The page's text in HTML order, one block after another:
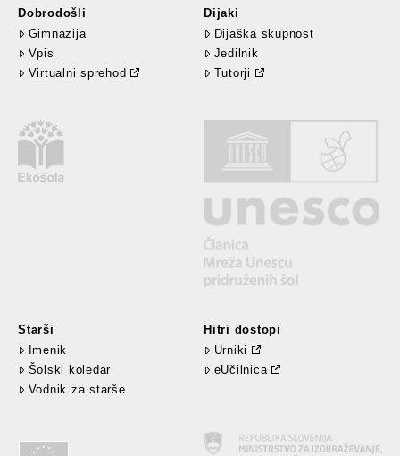
Dobrodošli
Gimnazija
Vpis
Virtualni sprehod
Dijaki
Dijaška skupnost
Jedilnik
Tutorji
Starši
Imenik
Šolski koledar
Vodnik za starše
Hitri dostopi
Urniki
eUčilnica